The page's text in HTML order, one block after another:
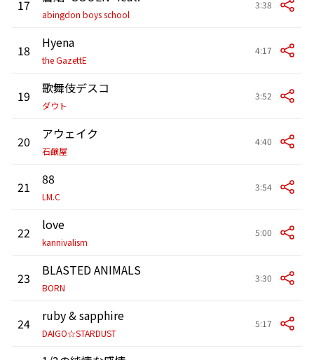
17
abingdon boys school
3:38
18 Hyena
the GazettE
4:17
19 歌舞伎デスコ
ダウト
3:52
20 アウェイク
石鹸屋
4:40
21 88
LM.C
3:54
22 love
kannivalism
5:00
23 BLASTED ANIMALS
BORN
3:30
24 ruby & sapphire
DAIGO☆STARDUST
5:17